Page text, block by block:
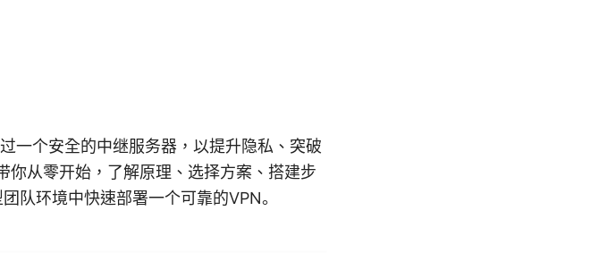
一个安全的中继服务器，以提升隐私、突破
从零开始，了解原理、选择方案、搭建步
队环境中快速部署一个可靠的VPN。